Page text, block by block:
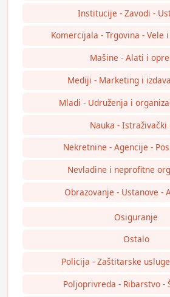
Institucije - Zavodi -
Komercijala - Trgovina - Vele
Mašine - Alati i
Mediji - Marketing i
Mladi - Udruženja i
Nauka - Istraživački
Nekretnine - Agencije -
Nevladine i neprofitne
Obrazovanje - Ustanove -
Osiguranje
Ostalo
Policija - Zaštitarske
Poljoprivreda - Ribarstvo -